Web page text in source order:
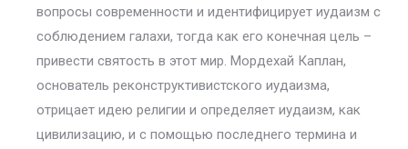
вопросы современности и идентифицирует иудаизм с
соблюдением галахи, тогда как его конечная цель –
привести святость в этот мир. Мордехай Каплан,
основатель реконструктивистского иудаизма,
отрицает идею религии и определяет иудаизм, как
цивилизацию, и с помощью последнего термина и